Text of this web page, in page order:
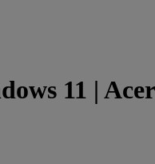
11 |